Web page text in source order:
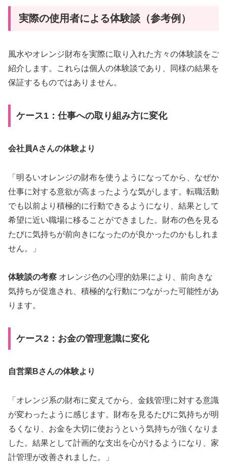
実際の使用者による体験談（参考例）
風水やオレンジ財布を実際に取り入れた方々の体験談をご
紹介します。これらは個人の体験談であり、同様の結果を
保証するものではありません。
ケース1：仕事への取り組み方に変化
会社員Aさんの体験より
「明るいオレンジの財布を使うようになってから、なぜか
仕事に対する意欲が高まったような気がします。転職活動
でも以前より積極的に行動できるようになり、結果として
希望に近い職場に移ることができました。財布の色を見る
たびに気持ちが前向きになったのが良かったのかもしれま
せん。」
体験談の考察 オレンジ色の心理的効果により、前向きな
気持ちが促進され、積極的な行動につながった可能性があ
ります。
ケース2：お金の管理意識に変化
自営業Bさんの体験より
「オレンジ系の財布に変えてから、金銭管理に対する意識
が変わったように感じます。財布を見るたびに気持ちが明
るくなり、お金を大切に使おうという気持ちが強くなりま
した。結果として計画的な支出を心がけるようになり、家
計管理が改善されました。」